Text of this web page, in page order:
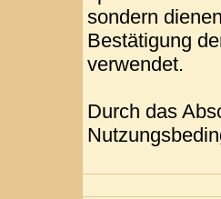
sondern
Bestätigung
verwendet.
Durch das